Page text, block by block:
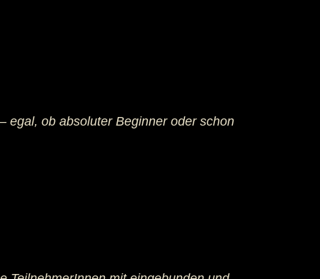
egal, ob absoluter Beginner oder schon